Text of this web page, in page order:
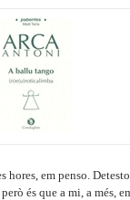
hores, em penso.
és que a mi, a més,